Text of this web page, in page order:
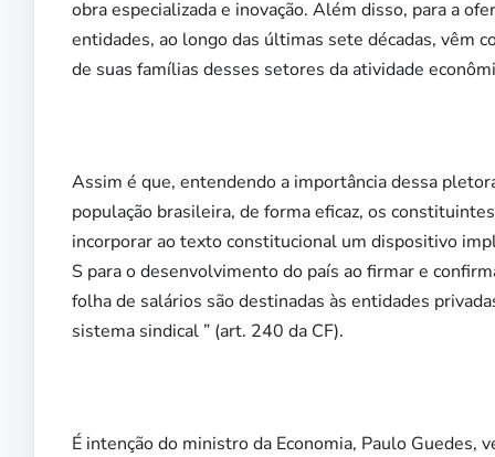
obra especializada e inovação. Além disso, para a
entidades, ao longo das últimas sete décadas, vêm
de suas famílias desses setores da atividade
Assim é que, entendendo a importância dessa
população brasileira, de forma eficaz, os
incorporar ao texto constitucional um dispositivo
S para o desenvolvimento do país ao firmar e
folha de salários são destinadas às entidades
sistema sindical ” (art. 240 da CF).
É intenção do ministro da Economia, Paulo Guedes,